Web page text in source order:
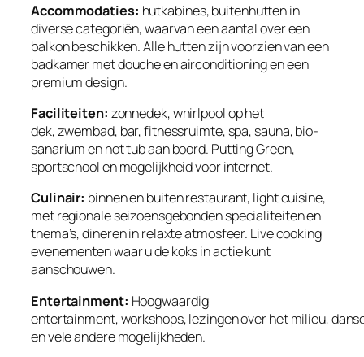
Accommodaties: hutkabines, buitenhutten in
diverse categoriën, waarvan een aantal over een
balkon beschikken. Alle hutten zijn voorzien van een
badkamer met douche en airconditioning en een
premium design.
Faciliteiten: zonnedek, whirlpool op het
dek, zwembad, bar, fitnessruimte, spa, sauna, bio-
sanarium en hot tub aan boord. Putting Green,
sportschool en mogelijkheid voor internet.
Culinair: binnen en buiten restaurant, light cuisine,
met regionale seizoensgebonden specialiteiten en
thema’s, dineren in relaxte atmosfeer. Live cooking
evenementen waar u de koks in actie kunt
aanschouwen.
Entertainment: Hoogwaardig
entertainment, workshops, lezingen over het milieu,
en vele andere mogelijkheden.